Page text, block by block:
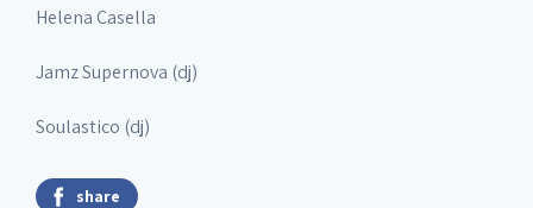
Helena Casella
Jamz Supernova (dj)
Soulastico (dj)
share